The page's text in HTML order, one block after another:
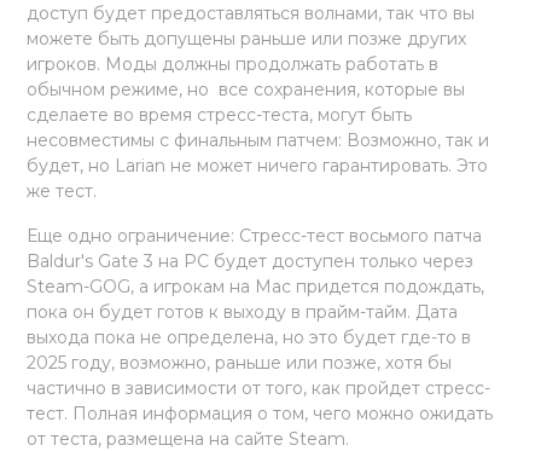
доступ будет предоставляться волнами, так что вы
можете быть допущены раньше или позже других
игроков. Моды должны продолжать работать в
обычном режиме, но все сохранения, которые вы
сделаете во время стресс-теста, могут быть
несовместимы с финальным патчем: Возможно, так и
будет, но Larian не может ничего гарантировать. Это
же тест.
Еще одно ограничение: Стресс-тест восьмого патча
Baldur's Gate 3 на PC будет доступен только через
Steam-GOG, а игрокам на Mac придется подождать,
пока он будет готов к выходу в прайм-тайм. Дата
выхода пока не определена, но это будет где-то в
2025 году, возможно, раньше или позже, хотя бы
частично в зависимости от того, как пройдет стресс-
тест. Полная информация о том, чего можно ожидать
от теста, размещена на сайте Steam.